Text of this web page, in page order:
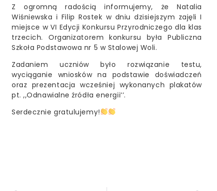
Z ogromną radością informujemy, że Natalia
Wiśniewska i Filip Rostek w dniu dzisiejszym zajęli I
miejsce w VI Edycji Konkursu Przyrodniczego dla klas
trzecich. Organizatorem konkursu była Publiczna
Szkoła Podstawowa nr 5 w Stalowej Woli.
Zadaniem uczniów było rozwiązanie testu,
wyciąganie wniosków na podstawie doświadczeń
oraz prezentacja wcześniej wykonanych plakatów
pt. ,,Odnawialne źródła energii’’.
Serdecznie gratulujemy!